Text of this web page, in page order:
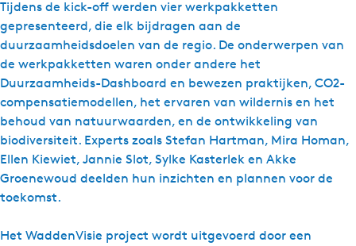
Tijdens de kick-off werden vier werkpakketten
gepresenteerd, die elk bijdragen aan de
duurzaamheidsdoelen van de regio. De onderwerpen van
de werkpakketten waren onder andere het
Duurzaamheids-Dashboard en bewezen praktijken, CO2-
compensatiemodellen, het ervaren van wildernis en het
behoud van natuurwaarden, en de ontwikkeling van
biodiversiteit. Experts zoals Stefan Hartman, Mira Homan,
Ellen Kiewiet, Jannie Slot, Sylke Kasterlek en Akke
Groenewoud deelden hun inzichten en plannen voor de
toekomst.
Het WaddenVisie project wordt uitgevoerd door een